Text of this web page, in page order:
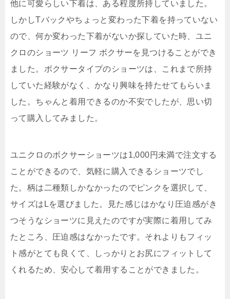
他に可愛らしい下着は、ある程度所持していました。
しかしTバックやちょっと変わった下着を持っていない
ので、何か変わった下着がないか探していた時、ユニ
クロのショーツ リーフ ボクサーを見つけることができ
ました。ボクサータイプのショーツは、これまで所持
していた経験がなく、かなり興味を持たせてもらいま
した。ちゃんと着用できるのか不安でしたが、思い切
って購入してみました。
ユニクロのボクサーショーツは1,000円未満で注文する
ことができるので、気軽に購入できるショーツでし
た。柄は二種類しかなかったのでピンクを選択して、
サイズはLを選びました。見た感じはかなり圧迫感がき
つそうなショーツに見えたのですが実際に着用してみ
たところ、圧迫感はなかったです。それよりもフィッ
ト感がとても良くて、しっかりとお尻にフィットして
くれるため、安心して着用することができました。